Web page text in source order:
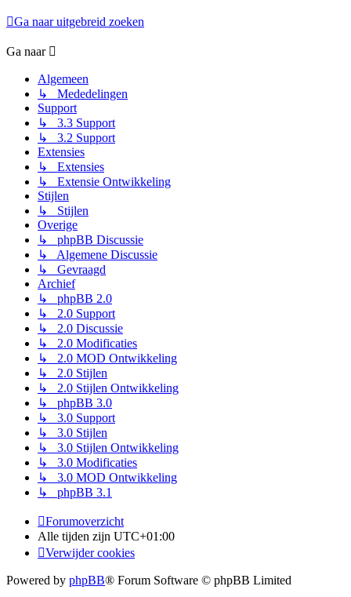
Ga naar uitgebreid zoeken
Ga naar
Algemeen
↳ Mededelingen
Support
↳ 3.3 Support
↳ 3.2 Support
Extensies
↳ Extensies
↳ Extensie Ontwikkeling
Stijlen
↳ Stijlen
Overige
↳ phpBB Discussie
↳ Algemene Discussie
↳ Gevraagd
Archief
↳ phpBB 2.0
↳ 2.0 Support
↳ 2.0 Discussie
↳ 2.0 Modificaties
↳ 2.0 MOD Ontwikkeling
↳ 2.0 Stijlen
↳ 2.0 Stijlen Ontwikkeling
↳ phpBB 3.0
↳ 3.0 Support
↳ 3.0 Stijlen
↳ 3.0 Stijlen Ontwikkeling
↳ 3.0 Modificaties
↳ 3.0 MOD Ontwikkeling
↳ phpBB 3.1
Forumoverzicht
Alle tijden zijn UTC+01:00
Verwijder cookies
Powered by phpBB® Forum Software © phpBB Limited